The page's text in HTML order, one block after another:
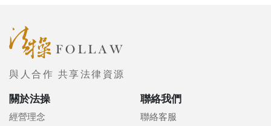
與人合作 共享法律資源
關於法操
經營理念
聯絡我們
聯絡客服